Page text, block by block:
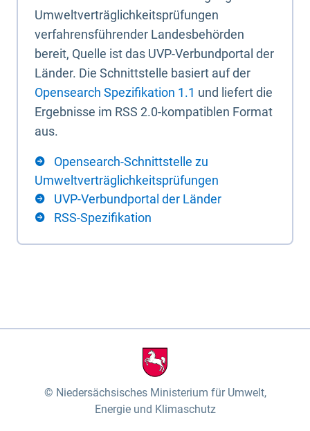
Umweltverträglichkeitsprüfungen
verfahrensführender Landesbehörden
bereit, Quelle ist das UVP-Verbundportal der
Länder. Die Schnittstelle basiert auf der
Opensearch Spezifikation 1.1 und liefert die
Ergebnisse im RSS 2.0-kompatiblen Format
aus.
Opensearch-Schnittstelle zu
Umweltverträglichkeitsprüfungen
UVP-Verbundportal der Länder
RSS-Spezifikation
Niedersächsisches Ministerium für Umwelt,
Energie und Klimaschutz